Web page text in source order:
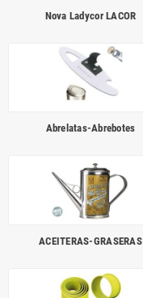
Nova Ladycor LACOR
Abrelatas-Abrebotes
ACEITERAS-GRASERAS